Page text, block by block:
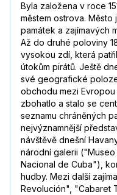
Byla založena v roce
městem ostrova.
památek a zajímavých
Až do druhé poloviny
vysokou zdí, která
útokům pirátů. Ještě
své geografické
obchodu mezi
zbohatlo a stalo se
seznamu chráněných
nejvýznamnější
návštěvě dnešní
národní galerii
Nacional de Cuba"),
hudby. Mezi další
Revolución", "Cabaret